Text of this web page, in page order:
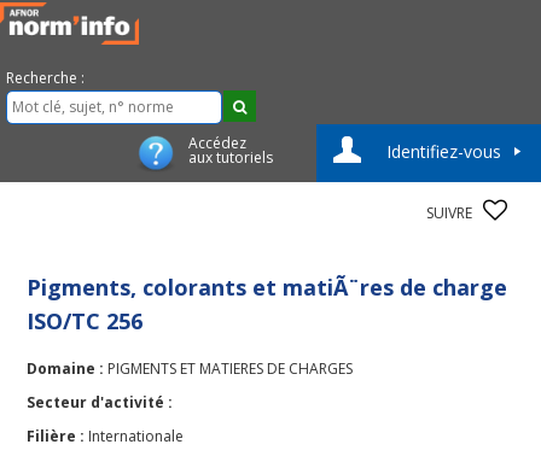
Recherche :
Accédez
aux tutoriels Identifiez-vous
SUIVRE
Pigments, colorants et matiÃ¨res de charge
ISO/TC 256
Domaine : PIGMENTS ET MATIERES DE CHARGES
Secteur d'activité :
Filière : Internationale